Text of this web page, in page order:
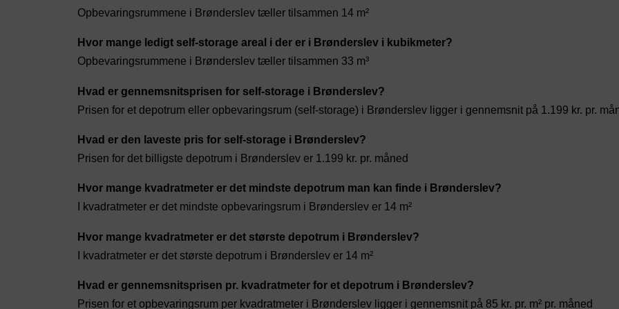
Opbevaringsrummene i Brønderslev tæller tilsammen 14 m²
Hvor mange ledigt self-storage areal i der er i Brønderslev i kubikmeter?
Opbevaringsrummene i Brønderslev tæller tilsammen 33 m³
Hvad er gennemsnitsprisen for self-storage i Brønderslev?
Prisen for et depotrum eller opbevaringsrum (self-storage) i Brønderslev ligger i gennemsnit på 1.199 kr. pr.
Hvad er den laveste pris for self-storage i Brønderslev?
Prisen for det billigste depotrum i Brønderslev er 1.199 kr. pr. måned
Hvor mange kvadratmeter er det mindste depotrum man kan finde i Brønderslev?
I kvadratmeter er det mindste opbevaringsrum i Brønderslev er 14 m²
Hvor mange kvadratmeter er det største depotrum i Brønderslev?
I kvadratmeter er det største depotrum i Brønderslev er 14 m²
Hvad er gennemsnitsprisen pr. kvadratmeter for et depotrum i Brønderslev?
Prisen for et opbevaringsrum per kvadratmeter i Brønderslev ligger i gennemsnit på 85 kr. pr. m² pr. måned